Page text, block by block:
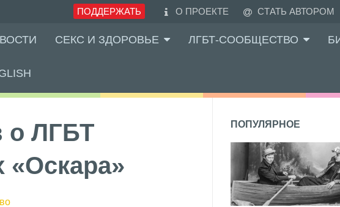
ПОДДЕРЖАТЬ О ПРОЕКТЕ СТАТЬ АВТОРОМ
СЕКС И ЗДОРОВЬЕ ЛГБТ-СООБЩЕСТВО
о ЛГБТ
«Оскара»
ПОПУЛЯРНОЕ